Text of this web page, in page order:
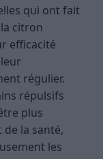
qui ont fait
citron
efficacité
régulier.
répulsifs
plus
de la santé,
les